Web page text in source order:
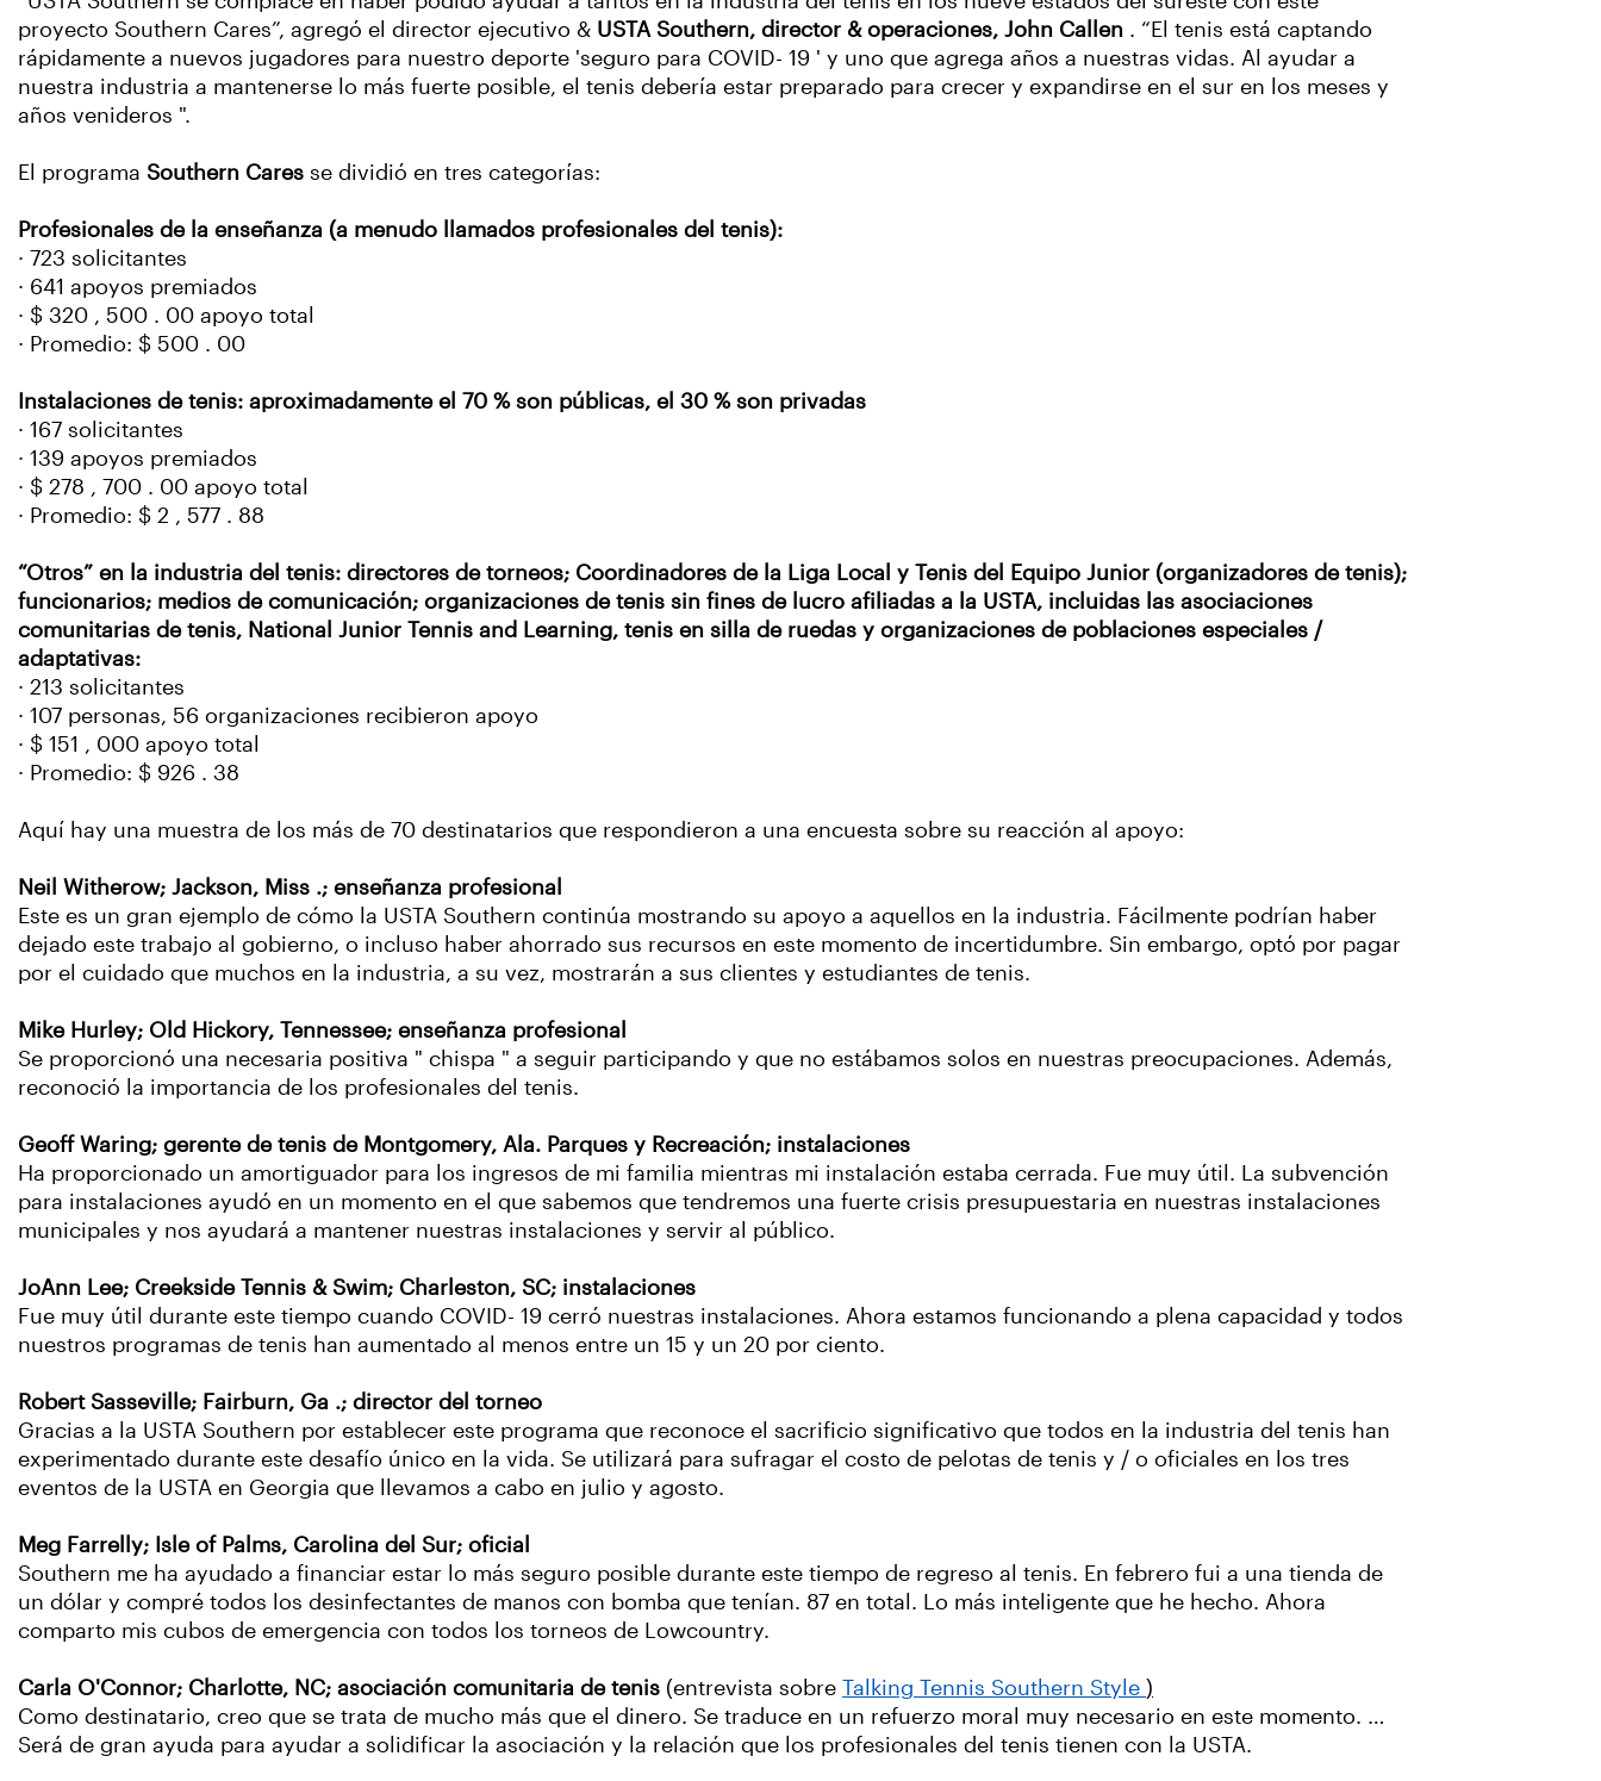
proyecto Southern Cares”, agregó el director ejecutivo & USTA Southern, director & operaciones, John Callen . “El tenis está captando
rápidamente a nuevos jugadores para nuestro deporte 'seguro para COVID- 19 ' y uno que agrega años a nuestras vidas. Al ayudar a
nuestra industria a mantenerse lo más fuerte posible, el tenis debería estar preparado para crecer y expandirse en el sur en los meses y
años venideros ".
El programa Southern Cares se dividió en tres categorías:
Profesionales de la enseñanza (a menudo llamados profesionales del tenis):
· 723 solicitantes
· 641 apoyos premiados
· $ 320 , 500 . 00 apoyo total
· Promedio: $ 500 . 00
Instalaciones de tenis: aproximadamente el 70 % son públicas, el 30 % son privadas
· 167 solicitantes
· 139 apoyos premiados
· $ 278 , 700 . 00 apoyo total
· Promedio: $ 2 , 577 . 88
“Otros” en la industria del tenis: directores de torneos; Coordinadores de la Liga Local y Tenis del Equipo Junior (organizadores de tenis);
funcionarios; medios de comunicación; organizaciones de tenis sin fines de lucro afiliadas a la USTA, incluidas las asociaciones
comunitarias de tenis, National Junior Tennis and Learning, tenis en silla de ruedas y organizaciones de poblaciones especiales /
adaptativas:
· 213 solicitantes
· 107 personas, 56 organizaciones recibieron apoyo
· $ 151 , 000 apoyo total
· Promedio: $ 926 . 38
Aquí hay una muestra de los más de 70 destinatarios que respondieron a una encuesta sobre su reacción al apoyo:
Neil Witherow; Jackson, Miss .; enseñanza profesional
Este es un gran ejemplo de cómo la USTA Southern continúa mostrando su apoyo a aquellos en la industria. Fácilmente podrían haber
dejado este trabajo al gobierno, o incluso haber ahorrado sus recursos en este momento de incertidumbre. Sin embargo, optó por pagar
por el cuidado que muchos en la industria, a su vez, mostrarán a sus clientes y estudiantes de tenis.
Mike Hurley; Old Hickory, Tennessee; enseñanza profesional
Se proporcionó una necesaria positiva " chispa " a seguir participando y que no estábamos solos en nuestras preocupaciones. Además,
reconoció la importancia de los profesionales del tenis.
Geoff Waring; gerente de tenis de Montgomery, Ala. Parques y Recreación; instalaciones
Ha proporcionado un amortiguador para los ingresos de mi familia mientras mi instalación estaba cerrada. Fue muy útil. La subvención
para instalaciones ayudó en un momento en el que sabemos que tendremos una fuerte crisis presupuestaria en nuestras instalaciones
municipales y nos ayudará a mantener nuestras instalaciones y servir al público.
JoAnn Lee; Creekside Tennis & Swim; Charleston, SC; instalaciones
Fue muy útil durante este tiempo cuando COVID- 19 cerró nuestras instalaciones. Ahora estamos funcionando a plena capacidad y todos
nuestros programas de tenis han aumentado al menos entre un 15 y un 20 por ciento.
Robert Sasseville; Fairburn, Ga .; director del torneo
Gracias a la USTA Southern por establecer este programa que reconoce el sacrificio significativo que todos en la industria del tenis han
experimentado durante este desafío único en la vida. Se utilizará para sufragar el costo de pelotas de tenis y / o oficiales en los tres
eventos de la USTA en Georgia que llevamos a cabo en julio y agosto.
Meg Farrelly; Isle of Palms, Carolina del Sur; oficial
Southern me ha ayudado a financiar estar lo más seguro posible durante este tiempo de regreso al tenis. En febrero fui a una tienda de
un dólar y compré todos los desinfectantes de manos con bomba que tenían. 87 en total. Lo más inteligente que he hecho. Ahora
comparto mis cubos de emergencia con todos los torneos de Lowcountry.
Carla O'Connor; Charlotte, NC; asociación comunitaria de tenis (entrevista sobre Talking Tennis Southern Style )
Como destinatario, creo que se trata de mucho más que el dinero. Se traduce en un refuerzo moral muy necesario en este momento. …
Será de gran ayuda para ayudar a solidificar la asociación y la relación que los profesionales del tenis tienen con la USTA.